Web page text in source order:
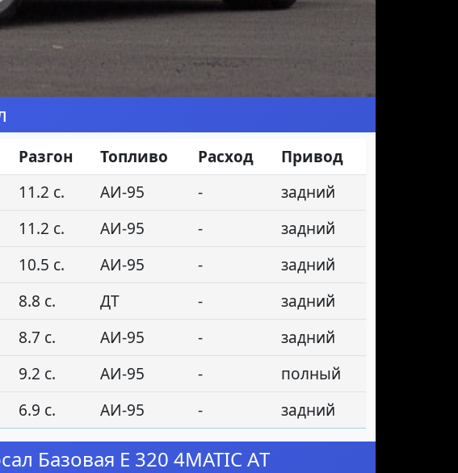
Разгон Топливо Расход
Привод
11.2 с. АИ-95 -
задний
11.2 с. АИ-95 -
задний
10.5 с. АИ-95 -
задний
8.8 с. ДТ -
задний
8.7 с. АИ-95 -
задний
9.2 с. АИ-95 -
полный
6.9 с. АИ-95 - задний
Базовая E 320 4MATIC АT